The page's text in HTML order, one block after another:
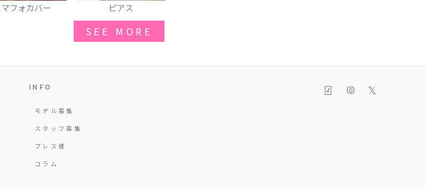
ピアス スタジャン
SEE MORE
INFO
モデル募集
スタッフ募集
プレス様
コラム
𝕏